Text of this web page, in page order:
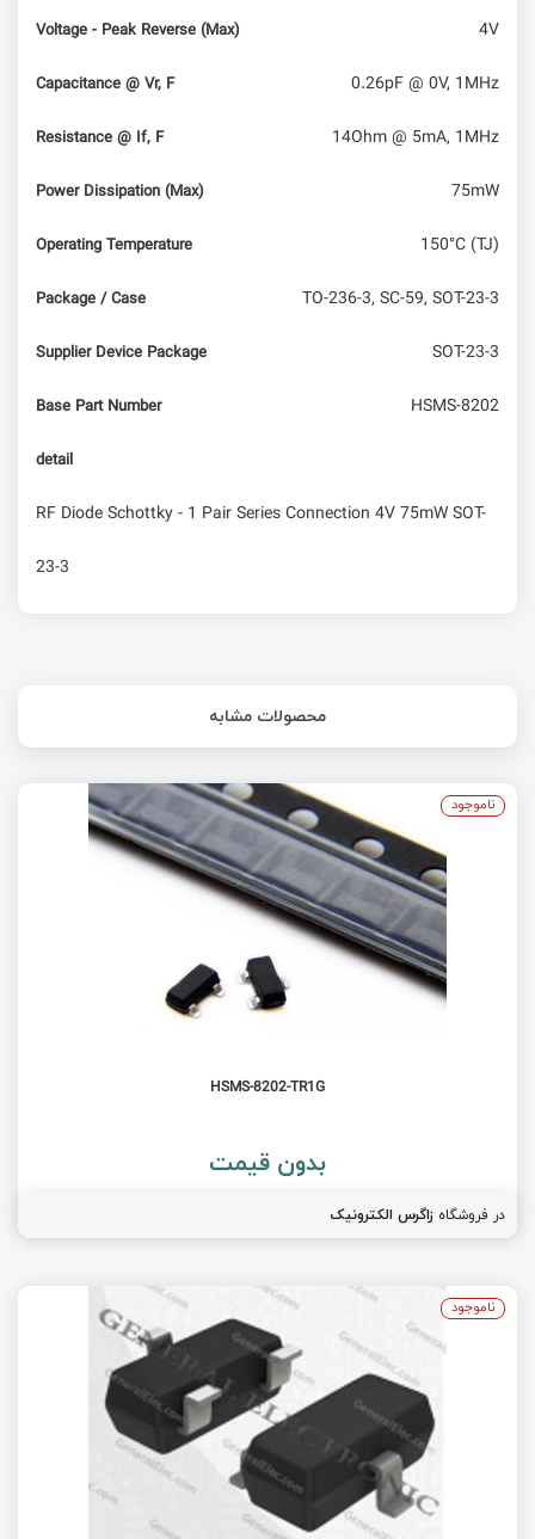
Voltage - Peak Reverse (Max) 4V
Capacitance @ Vr, F 0.26pF @ 0V, 1MHz
Resistance @ If, F 14Ohm @ 5mA, 1MHz
Power Dissipation (Max) 75mW
Operating Temperature 150°C (TJ)
Package / Case TO-236-3, SC-59, SOT-23-3
Supplier Device Package SOT-23-3
Base Part Number HSMS-8202
detail
RF Diode Schottky - 1 Pair Series Connection 4V 75mW SOT-
23-3
محصولات مشابه
HSMS-8202-TR1G
بدون قیمت
در فروشگاه زاگرس الکترونیک
ناموجود
ناموجود